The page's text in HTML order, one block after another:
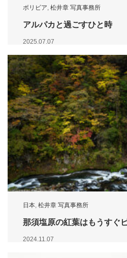
ボリビア 松井章 写真事務所
アルパカと過ごすひと時
2025.07.07
日本, 松井章 写真事務所
那須塩原の紅葉はもうすぐ
2024.11.07